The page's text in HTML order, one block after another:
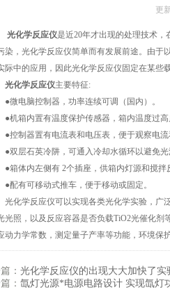
更
光化学反应仪是近20年才出现的处理技术
染，光化学反应仪简单而有发展前途。由于
际中的应用，因此光化学反应仪固定在某些
光化学反应仪主要特征:
电脑控制器，功率连续可调（国内）。
箱内置有温度保护传感器，箱内温度过高
制器置有电流表和电压表，便于观察电流
层石英冷阱，可通入冷却水循环以避免光
体内左侧有 2个插座，供箱内灯源和搅拌
有可移动式推车，便于移动或固定。
化学反应仪可以实现各类光化学实验，广
光照，以及反应容器是否负载TiO2光催化剂
动力学常数，测定量子产率等功能，环境保
： 光化学反应仪的出现大大加快了实
： 氙灯光源*电源电路设计 实现氙灯